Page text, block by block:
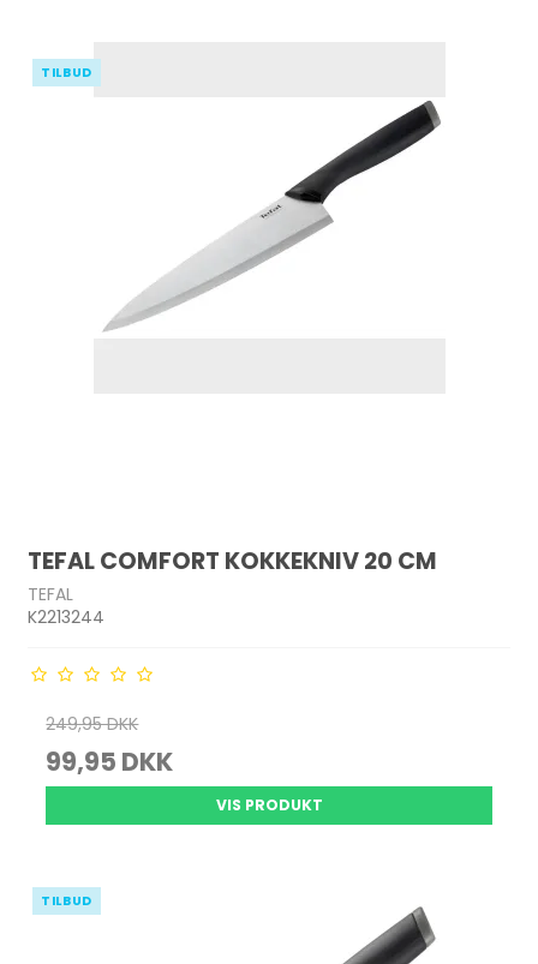
TILBUD
TEFAL COMFORT KOKKEKNIV 20 CM
TEFAL
K2213244
249,95 DKK
99,95 DKK
VIS PRODUKT
TILBUD